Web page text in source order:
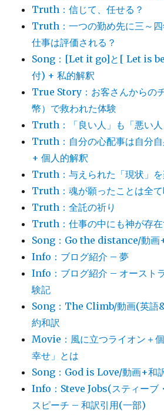
Truth：信じて、任せる？
Truth：一つの勤め先に三～四
仕事は評価される？
Song：[Let it go]と[ Let is
付) + 私的解釈
True Story：お客さんからの
幣）で救われた体験
Truth：「良い人」も「悪い人
Truth：自分の心配事は自分自
+ 個人的解釈
Truth：与えられた「現状」を
Truth：魂が願ったことは全て
Truth：全託の祈り
Truth：仕事の中にも神が存在
Song：Go the distance/動画
Info：ブログ紹介 – 夢
Info：ブログ紹介 – オースト
験記
Song：The Climb/動画(英語
約和訳
Movie：風に立つライオン＋
幸せ」とは
Song：God is Love/動画+和
Info：Steve Jobs(スティーブ
スピーチ – 和訳引用(一部)